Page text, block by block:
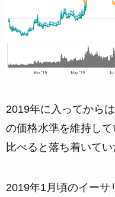
2019年に入ってから
の価格水準を維持し
比べると落ち着いてい
2019年1月頃のイーサ